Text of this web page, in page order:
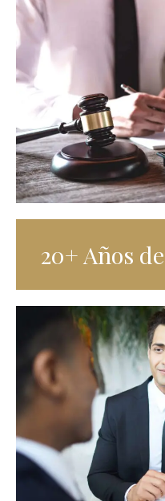
20+ Años